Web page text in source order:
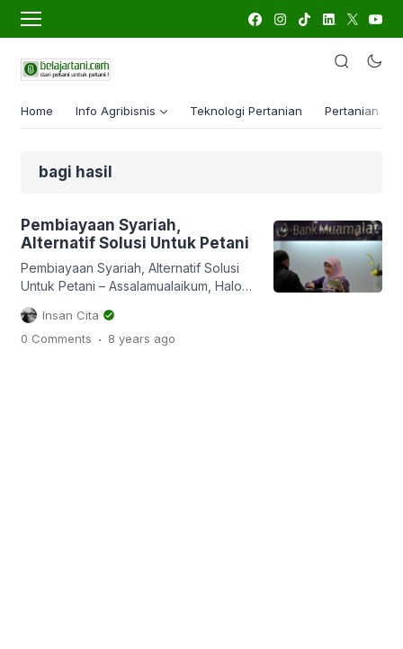
Home Info Agribisnis Teknologi Pertanian Pertanian
bagi hasil
Pembiayaan Syariah,
Alternatif Solusi Untuk Petani
Pembiayaan Syariah, Alternatif Solusi
Untuk Petani – Assalamualaikum, Halo
sobat BT, gimana sehat semua kan?
Alhamdulillah, semoga selalu dalam
keadaan suka cita dan bahagia,
Insan Cita
0 Comments . 8 years ago